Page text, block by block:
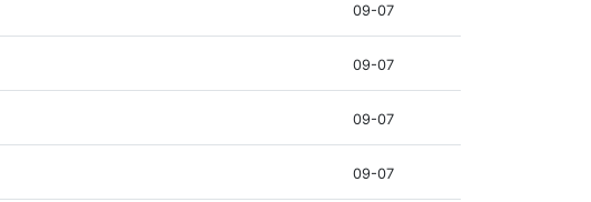
09-07
09-07
09-07
09-07